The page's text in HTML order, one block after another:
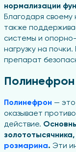
нормализации
Благодаря своему
также
системы и
нагрузку на
препарат
Полинефрон —
оказывает
действие.
розмарина. Эти